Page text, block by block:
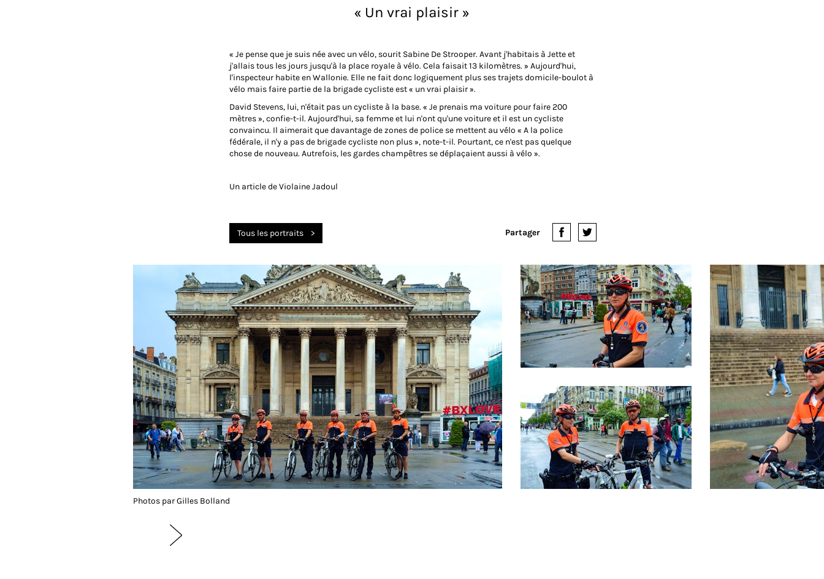
« Un vrai plaisir »
« Je pense que je suis née avec un vélo, sourit Sabine De Strooper. Avant j'habitais à Jette et
j'allais tous les jours jusqu'à la place royale à vélo. Cela faisait 13 kilomètres. » Aujourd'hui,
l'inspecteur habite en Wallonie. Elle ne fait donc logiquement plus ses trajets domicile-boulot à
vélo mais faire partie de la brigade cycliste est « un vrai plaisir ».
David Stevens, lui, n'était pas un cycliste à la base. « Je prenais ma voiture pour faire 200
mètres », confie-t-il. Aujourd'hui, sa femme et lui n'ont qu'une voiture et il est un cycliste
convaincu. Il aimerait que davantage de zones de police se mettent au vélo « A la police
fédérale, il n'y a pas de brigade cycliste non plus », note-t-il. Pourtant, ce n'est pas quelque
chose de nouveau. Autrefois, les gardes champêtres se déplaçaient aussi à vélo ».
Un article de Violaine Jadoul
Tous les portraits Partager
Photos par Gilles Bolland